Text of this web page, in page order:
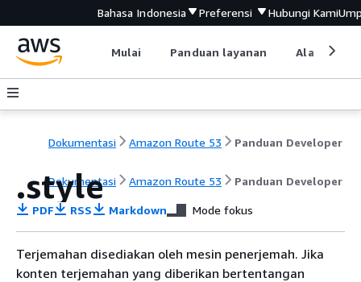
Bahasa Indonesia Preferensi Hubungi Kami
Mulai Panduan layanan Alat
Dokumentasi Amazon Route 53 Panduan Developer
Dokumentasi Amazon Route 53 Panduan Developer
.style
PDF RSS Markdown Mode fokus
Terjemahan disediakan oleh mesin penerjemah. Jika
konten terjemahan yang diberikan bertentangan